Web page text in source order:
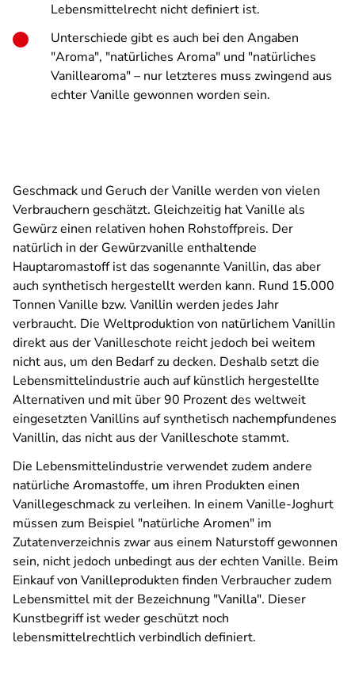
Lebensmittelrecht nicht definiert ist.
Unterschiede gibt es auch bei den Angaben
"Aroma", "natürliches Aroma" und "natürliches
Vanillearoma" – nur letzteres muss zwingend aus
echter Vanille gewonnen worden sein.
Geschmack und Geruch der Vanille werden von vielen
Verbrauchern geschätzt. Gleichzeitig hat Vanille als
Gewürz einen relativen hohen Rohstoffpreis. Der
natürlich in der Gewürzvanille enthaltende
Hauptaromastoff ist das sogenannte Vanillin, das aber
auch synthetisch hergestellt werden kann. Rund 15.000
Tonnen Vanille bzw. Vanillin werden jedes Jahr
verbraucht. Die Weltproduktion von natürlichem Vanillin
direkt aus der Vanilleschote reicht jedoch bei weitem
nicht aus, um den Bedarf zu decken. Deshalb setzt die
Lebensmittelindustrie auch auf künstlich hergestellte
Alternativen und mit über 90 Prozent des weltweit
eingesetzten Vanillins auf synthetisch nachempfundenes
Vanillin, das nicht aus der Vanilleschote stammt.
Die Lebensmittelindustrie verwendet zudem andere
natürliche Aromastoffe, um ihren Produkten einen
Vanillegeschmack zu verleihen. In einem Vanille-Joghurt
müssen zum Beispiel "natürliche Aromen" im
Zutatenverzeichnis zwar aus einem Naturstoff gewonnen
sein, nicht jedoch unbedingt aus der echten Vanille. Beim
Einkauf von Vanilleprodukten finden Verbraucher zudem
Lebensmittel mit der Bezeichnung "Vanilla". Dieser
Kunstbegriff ist weder geschützt noch
lebensmittelrechtlich verbindlich definiert.